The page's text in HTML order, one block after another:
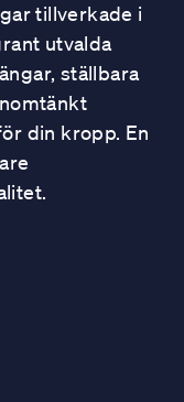
tillverkade i
utvalda
ställbara
din kropp. En